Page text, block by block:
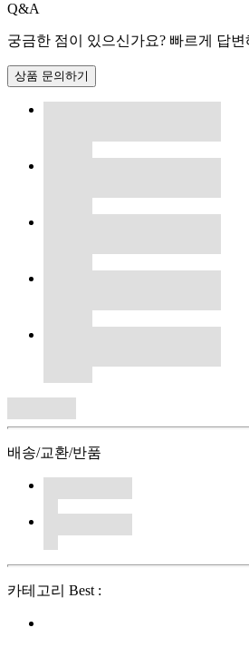
Q&A
궁금한 점이 있으신가요? 빠르게 답
상품 문의하기
배송/교환/반품
카테고리 Best :